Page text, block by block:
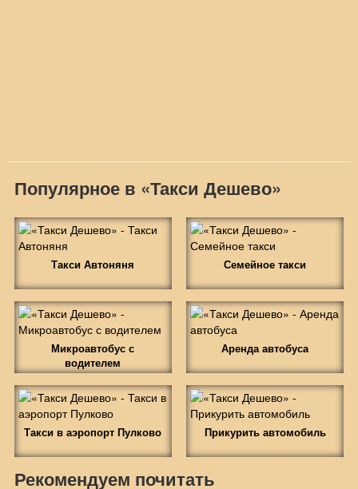
Популярное в «Такси Дешево»
Такси Автоняня Семейное такси
Микроавтобус с
водителем
Аренда автобуса
Такси в аэропорт Пулково Прикурить автомобиль
Рекомендуем почитать